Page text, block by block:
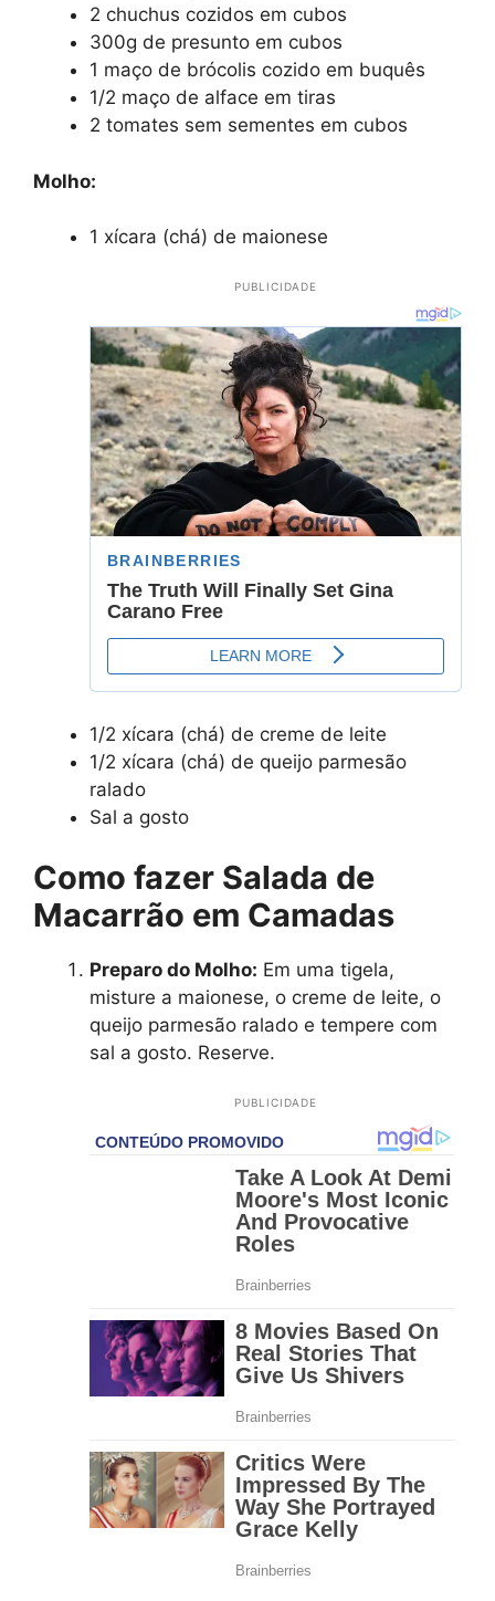
2 chuchus cozidos em cubos
300g de presunto em cubos
1 maço de brócolis cozido em buquês
1/2 maço de alface em tiras
2 tomates sem sementes em cubos
Molho:
1 xícara (chá) de maionese
PUBLICIDADE
1/2 xícara (chá) de creme de leite
1/2 xícara (chá) de queijo parmesão
ralado
Sal a gosto
Como fazer Salada de
Macarrão em Camadas
Preparo do Molho: Em uma tigela,
misture a maionese, o creme de leite, o
queijo parmesão ralado e tempere com
sal a gosto. Reserve.
PUBLICIDADE